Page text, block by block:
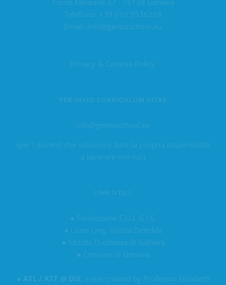
Corso Mentana 27 - 16128 Genova
Telefono: +39 010 5536268
Email:
info@genoaschool.eu
Privacy & Cookies Policy
PER INVIO CURRICULUM VITAE
info@genoaschool.eu
(per i docenti che volessero dare la propria disponibilità
a lavorare con noi)
LINK UTILI:
● Fondazione F.U.L.G.I.S.
● Liceo Ling. Grazia Deledda
● Istituto Duchessa di Galliera
● Comune di Genova
● ATL / ATT @ DIS : a site created by Professor Elizabeth